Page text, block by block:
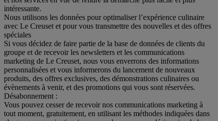
intéressante.
Nous utilisons les données pour optimaliser l’expérience culinaire
avec Le Creuset et pour vous transmettre des nouvelles et des offres
spéciales
Si vous décidez de faire partie de la base de données de clients du
groupe et de recevoir les newsletters et les communications
marketing de Le Creuset, nous vous enverrons des informations
personnalisées et vous informerons du lancement de nouveaux
produits, des offres exclusives, des démonstrations culinaires ou
évènements à venir, et des promotions qui vous sont réservées.
Désabonnement :
Vous pouvez cesser de recevoir nos communications marketing à
tout moment, gratuitement, en utilisant les méthodes indiquées dans